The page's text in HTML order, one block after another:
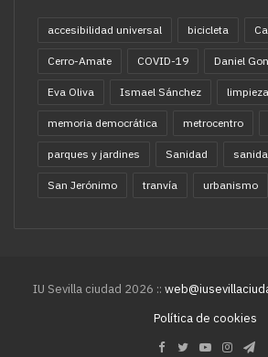
accesibilidad universal bicicleta
Cerro-Amate COVID-19 Daniel
Eva Oliva Ismael Sánchez limpieza
memoria democrática metrocentro
parques y jardines Sanidad
San Jerónimo tranvía urbanismo
IU Sevilla ciudad 2026 ::
Política de cookies
Facebook
TwitterYouTube